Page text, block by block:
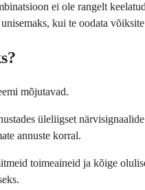
ei ole rangelt
kui te oodata
mõjutavad.
üleliigset
annuste korral.
toimeaineid ja kõige